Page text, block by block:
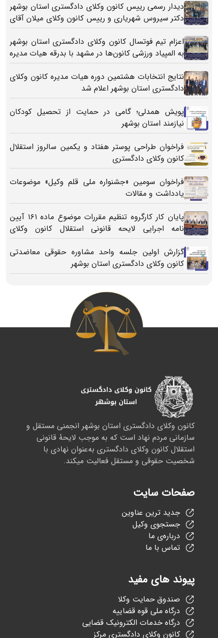
دیدار رسمی رییس کانون وکلای دادگستری استان بوشهر
دکتر سیروس شهریاری و رییس کانون وکلای میلان آقای
مارکو آکولا
اعزام تيم فوتسال كانون وكلای دادگستری استان بوشهر
به المپياد ورزشی كانون‌ها در مشهد با بدرقه هيات مديره
كانون وكلای دادگستری بوشهر
نتایج انتخابات هشتمین دوره هیات مدیره کانون وکلای
دادگستری استان بوشهر اعلام شد
پویش همدلی؛ گامی در حمایت از تحصیل کودکان
نیازمند استان بوشهر
فراخوان طراحی پوستر هفتاد و یکمین سالروز استقلال
کانون وکلای دادگستری
فراخوان سومین «جشنواره ملی قلم وکیل» موضوعات
یادداشت و مقالات
پایان کار کارگروه تنظیم مقررات موضوع ماده ۱۶۱ آیین
نامه اجرایی لایحه قانونی استقلال کانون وکلای
دادگستری
گزارش اولین جلسه واحد مشاوره حقوقی معاضدتی
کانون وکلای دادگستری استان بوشهر
کانون وکلای دادگستری استان بوشهر انجمنی مستقل و
سازمانی مردم نهاد است که به موجب لایحهٔ قانونی
استقلال کانون وکلای دادگستری به‌عنوان نهادی با
شخصیت حقوقی و مستقل فعالیت میکند.
صفحات سایت
جدید ترین عناوین
جستجوی وکیل
درباره‌ی ما
تماس با ما
پیوند های مفید
صندوق حمایت وکلا
درگاه ملی قوه قضاییه
درگاه خدمات الکترونیک قضایی
کانون وکلای دادگستری مرکز